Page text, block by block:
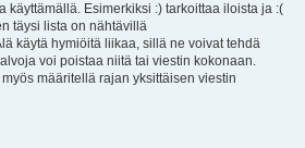
käyttämällä. Esimerkiksi :) tarkoittaa iloista ja :(
täysi lista on nähtävillä
käytä hymiöitä liikaa, sillä ne voivat tehdä
voi poistaa niitä tai viestin kokonaan.
määritellä rajan yksittäisen viestin